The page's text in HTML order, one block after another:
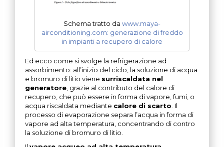
Schema tratto da www.maya-
airconditioning.com: generazione di freddo
in impianti a recupero di calore
Ed ecco come si svolge la refrigerazione ad
assorbimento: all’inizio del ciclo, la soluzione di acqua
e bromuro di litio viene surriscaldata nel
generatore , grazie al contributo del calore di
recupero, che può essere in forma di vapore, fumi, o
acqua riscaldata mediante calore di scarto . Il
processo di evaporazione separa l’acqua in forma di
vapore ad alta temperatura, concentrando di contro
la soluzione di bromuro di litio.